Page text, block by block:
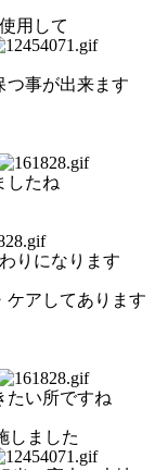
用して
つ事が出来ます
したね
りになります
ケアしてあります
たい所ですね
しました